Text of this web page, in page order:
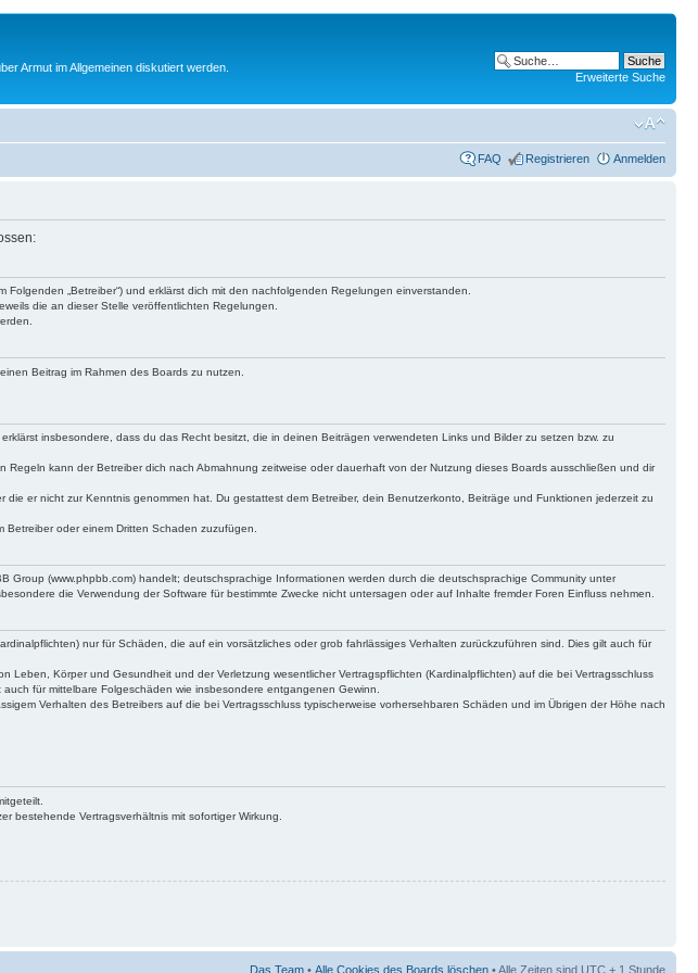
Armut im Allgemeinen diskutiert werden.
Erweiterte Suche
FAQ Registrieren Anmelden
Folgenden „Betreiber“) und erklärst dich mit den nachfolgenden Regelungen einverstanden.
die an dieser Stelle veröffentlichten Regelungen.
Beitrag im Rahmen des Boards zu nutzen.
insbesondere, dass du das Recht besitzt, die in deinen Beiträgen verwendeten Links und Bilder zu setzen bzw. zu
kann der Betreiber dich nach Abmahnung zeitweise oder dauerhaft von der Nutzung dieses Boards ausschließen und dir
er nicht zur Kenntnis genommen hat. Du gestattest dem Betreiber, dein Benutzerkonto, Beiträge und Funktionen jederzeit zu
oder einem Dritten Schaden zuzufügen.
(www.phpbb.com) handelt; deutschsprachige Informationen werden durch die deutschsprachige Community unter
die Verwendung der Software für bestimmte Zwecke nicht untersagen oder auf Inhalte fremder Foren Einfluss nehmen.
nur für Schäden, die auf ein vorsätzliches oder grob fahrlässiges Verhalten zurückzuführen sind. Dies gilt auch für
Körper und Gesundheit und der Verletzung wesentlicher Vertragspflichten (Kardinalpflichten) auf die bei Vertragsschluss
für mittelbare Folgeschäden wie insbesondere entgangenen Gewinn.
Verhalten des Betreibers auf die bei Vertragsschluss typischerweise vorhersehbaren Schäden und im Übrigen der Höhe nach
bestehende Vertragsverhältnis mit sofortiger Wirkung.
Das Team • Alle Cookies des Boards löschen • Alle Zeiten sind UTC + 1 Stunde